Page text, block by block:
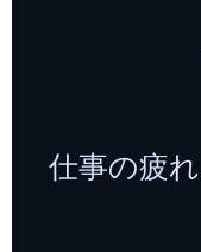
仕事の疲